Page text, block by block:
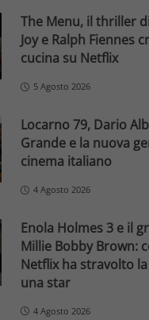
The Menu, il thriller
Joy e Ralph Fiennes
cucina su Netflix
5 Agosto 2026
Locarno 79, Dario
Grande e la nuova
cinema italiano
4 Agosto 2026
Enola Holmes 3 e il
Millie Bobby Brown:
Netflix ha stravolto
una star
4 Agosto 2026